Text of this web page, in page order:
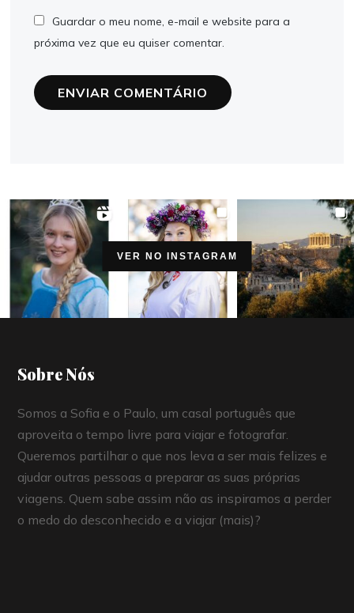
Guardar o meu nome, e-mail e website para a
próxima vez que eu quiser comentar.
VER NO INSTAGRAM
Sobre Nós
Somos a Sofia e o Paulo, um casal português que
aproveita o tempo livre para viajar e fotografar.
Queremos partilhar o que nos leva a ser mais felizes e
ajudar outras pessoas a preparar as suas próprias
viagens. Quem sabe assim não as inspiramos a perder
o medo do desconhecido e a viajar (mais)?